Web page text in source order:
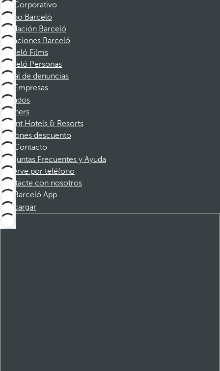
Corporativo
Grupo Barceló
Fundación Barceló
Vacaciones Barceló
Barceló Films
Barceló Personas
Canal de denuncias
Empresas
Afiliados
Partners
Dorint Hotels & Resorts
Cupones descuento
Contacto
Preguntas Frecuentes y Ayuda
Reserve por teléfono
Contacte con nosotros
Barceló App
Descargar